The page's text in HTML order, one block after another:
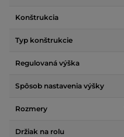
Konštrukcia
Typ konštrukcie
Regulovaná výška
Spôsob nastavenia výšky
Rozmery
Držiak na rolu